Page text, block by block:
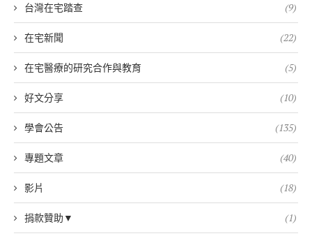
台灣在宅踏查 (9)
在宅新聞 (22)
在宅醫療的研究合作與教育 (5)
好文分享 (10)
學會公告 (135)
專題文章 (40)
影片 (18)
捐款贊助▼ (1)